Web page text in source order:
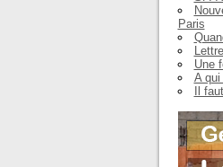
Paris
Une
A
Il